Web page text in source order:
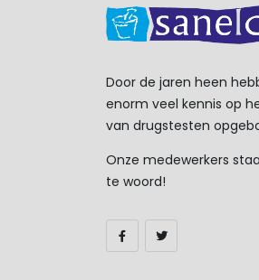
Door de jaren heen
enorm veel kennis op
van drugstesten
Onze medewerkers
te woord!